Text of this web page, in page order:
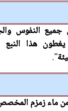
جميع النفوس
هذا النبع
".
ماء زمزم